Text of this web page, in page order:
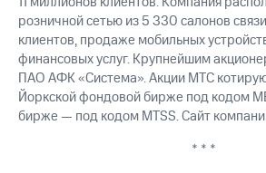
розничной сетью из 5 330 салонов
клиентов, продаже мобильных
финансовых услуг. Крупнейшим
ПАО АФК «Система». Акции МТС
Йоркской фондовой бирже под кодом
бирже — под кодом MTSS. Сайт
* * *